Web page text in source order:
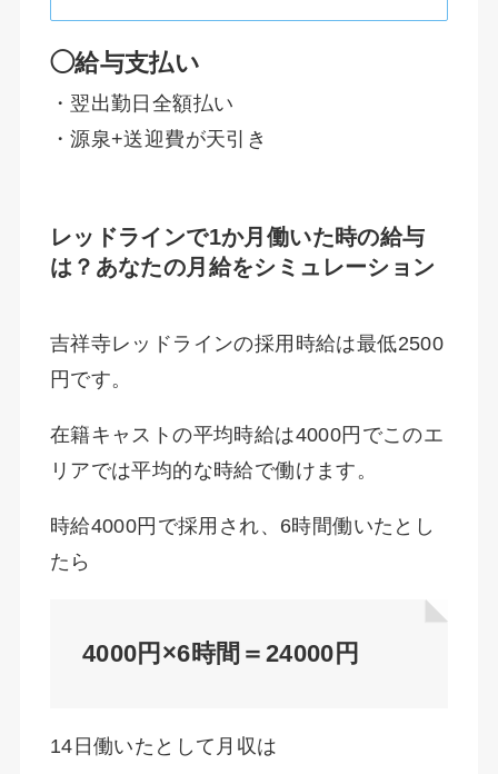
◯給与支払い
・翌出勤日全額払い
・源泉+送迎費が天引き
レッドラインで1か月働いた時の給与
は？あなたの月給をシミュレーション
吉祥寺レッドラインの採用時給は最低2500
円です。
在籍キャストの平均時給は4000円でこのエ
リアでは平均的な時給で働けます。
時給4000円で採用され、6時間働いたとし
たら
4000円×6時間＝24000円
14日働いたとして月収は